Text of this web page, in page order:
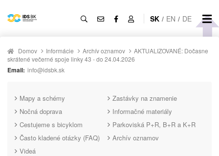
SK / EN / DE
Domov Informácie Archív oznamov
AKTUALIZOVANÉ: Dočasne
skrátené večerné spoje linky 43 - do 24.04.2026
Email: info@idsbk.sk
Mapy a schémy
Zastávky na znamenie
Nočná doprava
Informačné materiály
Cestujeme s bicyklom
Parkoviská P+R, B+R a K+R
Často kladené otázky (FAQ)
Archív oznamov
Videá